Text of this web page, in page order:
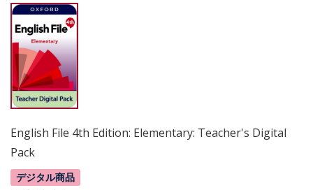
English File 4th Edition: Elementary: Teacher's Digital
Pack
デジタル商品